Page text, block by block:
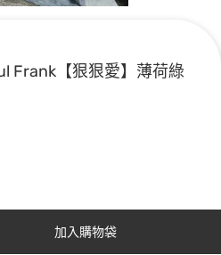
Frank【狠狠愛】薄荷綠
加入購物袋